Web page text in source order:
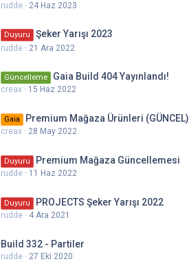
rudde 24 Haz 2023
Duyuru Şeker Yarışı 2023
rudde 21 Ara 2022
Güncelleme Gaia Build 404 Yayınlandı!
creax 15 Haz 2022
Gaia Premium Mağaza Ürünleri (GÜNCEL)
creax 28 May 2022
Duyuru Premium Mağaza Güncellemesi
rudde 11 Haz 2022
Duyuru PROJECTS Şeker Yarışı 2022
rudde 4 Ara 2021
Build 332 - Partiler
rudde 27 Eki 2020